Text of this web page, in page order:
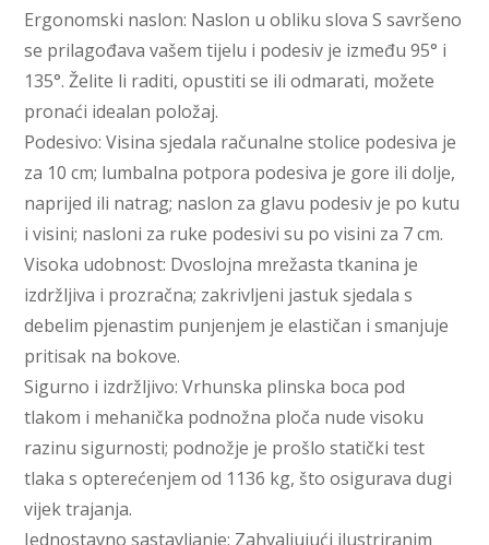
Ergonomski naslon: Naslon u obliku slova S savršeno
se prilagođava vašem tijelu i podesiv je između 95° i
135°. Želite li raditi, opustiti se ili odmarati, možete
pronaći idealan položaj.
Podesivo: Visina sjedala računalne stolice podesiva je
za 10 cm; lumbalna potpora podesiva je gore ili dolje,
naprijed ili natrag; naslon za glavu podesiv je po kutu
i visini; nasloni za ruke podesivi su po visini za 7 cm.
Visoka udobnost: Dvoslojna mrežasta tkanina je
izdržljiva i prozračna; zakrivljeni jastuk sjedala s
debelim pjenastim punjenjem je elastičan i smanjuje
pritisak na bokove.
Sigurno i izdržljivo: Vrhunska plinska boca pod
tlakom i mehanička podnožna ploča nude visoku
razinu sigurnosti; podnožje je prošlo statički test
tlaka s opterećenjem od 1136 kg, što osigurava dugi
vijek trajanja.
Jednostavno sastavljanje: Zahvaljujući ilustriranim